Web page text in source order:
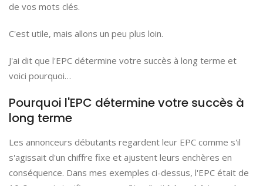
de vos mots clés.
C'est utile, mais allons un peu plus loin.
J'ai dit que l'EPC détermine votre succès à long terme et
voici pourquoi…
Pourquoi l'EPC détermine votre succès à
long terme
Les annonceurs débutants regardent leur EPC comme s'il
s'agissait d'un chiffre fixe et ajustent leurs enchères en
conséquence. Dans mes exemples ci-dessus, l'EPC était de